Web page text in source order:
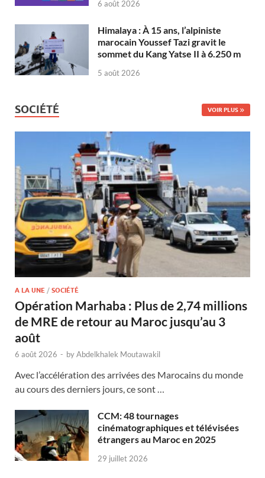
6 août 2026
Himalaya : À 15 ans, l’alpiniste
marocain Youssef Tazi gravit le
sommet du Kang Yatse II à 6.250 m
5 août 2026
SOCIÉTÉ VOIR PLUS
A LA UNE / SOCIÉTÉ
Opération Marhaba : Plus de 2,74 millions
de MRE de retour au Maroc jusqu’au 3
août
6 août 2026 - byAbdelkhalek Moutawakil
Avec l’accélération des arrivées des Marocains du monde
au cours des derniers jours, ce sont …
CCM: 48 tournages
cinématographiques et télévisées
étrangers au Maroc en 2025
29 juillet 2026